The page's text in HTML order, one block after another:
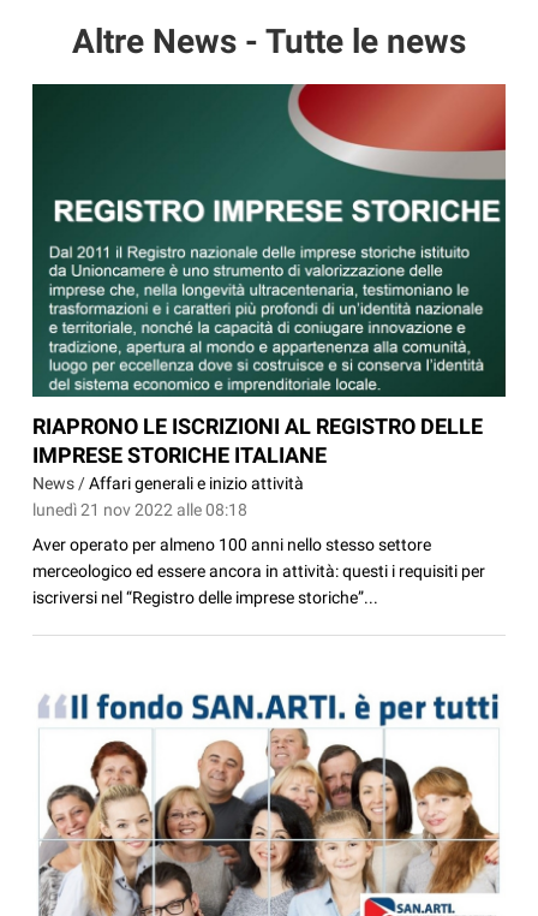
Altre News - Tutte le news
RIAPRONO LE ISCRIZIONI AL REGISTRO DELLE
IMPRESE STORICHE ITALIANE
News /Affari generali e inizio attività
lunedì 21 nov 2022 alle 08:18
Aver operato per almeno 100 anni nello stesso settore
merceologico ed essere ancora in attività: questi i requisiti per
iscriversi nel “Registro delle imprese storiche”...